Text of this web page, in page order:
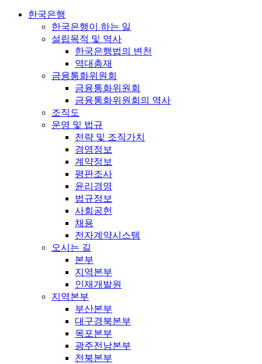
한국은행
한국은행이 하는 일
설립목적 및 역사
한국은행법의 변천
역대총재
금융통화위원회
금융통화위원회
금융통화위원회의 역사
조직도
운영 및 법규
전략 및 조직가치
경영정보
계약정보
평판조사
윤리경영
법규정보
사회공헌
채용
전자계약시스템
오시는 길
본부
지역본부
인재개발원
지역본부
부산본부
대구경북본부
목포본부
광주전남본부
전북본부